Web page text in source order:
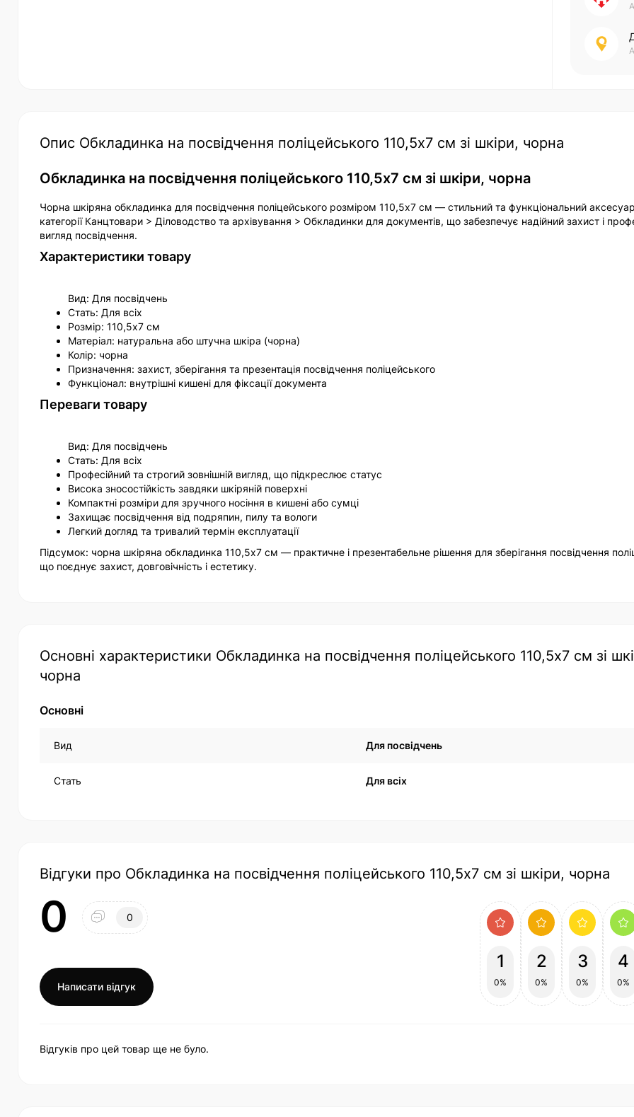
Опис Обкладинка на посвідчення поліцейського 110,5х7 см зі шкіри, чорна
Обкладинка на посвідчення поліцейського 110,5х7 см зі шкіри, чорна
Чорна шкіряна обкладинка для посвідчення поліцейського розміром 110,5х7 см — стильний та функціональний
категорії Канцтовари > Діловодство та архівування > Обкладинки для документів, що забезпечує надійний захист і
вигляд посвідчення.
Характеристики товару
Вид: Для посвідчень
Стать: Для всіх
Розмір: 110,5х7 см
Матеріал: натуральна або штучна шкіра (чорна)
Колір: чорна
Призначення: захист, зберігання та презентація посвідчення поліцейського
Функціонал: внутрішні кишені для фіксації документа
Переваги товару
Вид: Для посвідчень
Стать: Для всіх
Професійний та строгий зовнішній вигляд, що підкреслює статус
Висока зносостійкість завдяки шкіряній поверхні
Компактні розміри для зручного носіння в кишені або сумці
Захищає посвідчення від подряпин, пилу та вологи
Легкий догляд та тривалий термін експлуатації
Підсумок: чорна шкіряна обкладинка 110,5х7 см — практичне і презентабельне рішення для зберігання посвідчення
що поєднує захист, довговічність і естетику.
Основні характеристики Обкладинка на посвідчення поліцейського 110,5х7 см зі
чорна
Основні
Вид Для посвідчень
Стать Для всіх
Відгуки про Обкладинка на посвідчення поліцейського 110,5х7 см зі шкіри, чорна
0 0
Написати відгук
1
0%
2
0%
3
0%
4
0%
Відгуків про цей товар ще не було.